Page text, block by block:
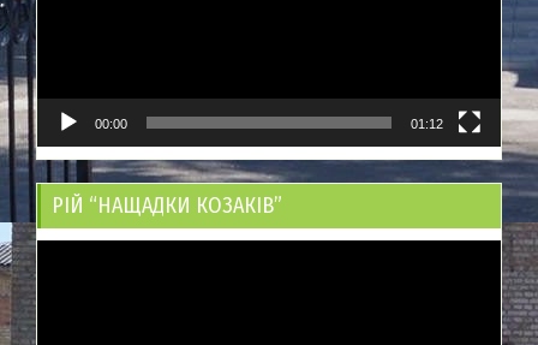
00:00 01:12
РІЙ “НАЩАДКИ КОЗАКІВ”